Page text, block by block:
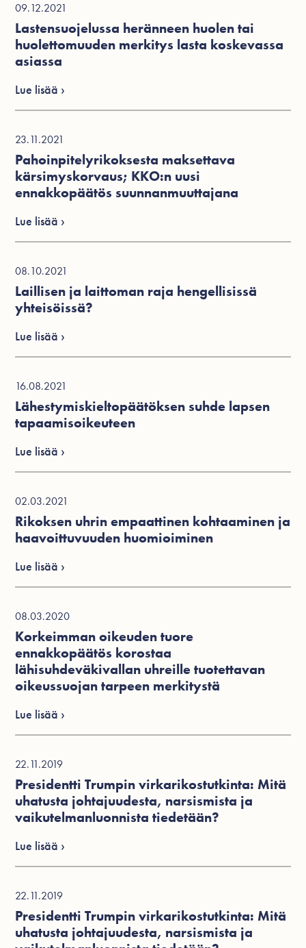
22.11.2019
Presidentti Trumpin virkarikostutkinta: Mitä
uhatusta johtajuudesta, narsismista ja
22.11.2019
Presidentti Trumpin virkarikostutkinta: Mitä
uhatusta johtajuudesta, narsismista ja
vaikutelmanluonnista tiedetään?
Lue lisää ›
08.03.2020
Korkeimman oikeuden tuore
ennakkopäätös korostaa
lähisuhdeväkivallan uhreille tuotettavan
oikeussuojan tarpeen merkitystä
Lue lisää ›
02.03.2021
Rikoksen uhrin empaattinen kohtaaminen ja
haavoittuvuuden huomioiminen
Lue lisää ›
16.08.2021
Lähestymiskieltopäätöksen suhde lapsen
tapaamisoikeuteen
Lue lisää ›
08.10.2021
Laillisen ja laittoman raja hengellisissä
yhteisöissä?
Lue lisää ›
23.11.2021
Pahoinpitelyrikoksesta maksettava
kärsimyskorvaus; KKO:n uusi
ennakkopäätös suunnanmuuttajana
Lue lisää ›
09.12.2021
Lastensuojelussa heränneen huolen tai
huolettomuuden merkitys lasta koskevassa
asiassa
Lue lisää ›